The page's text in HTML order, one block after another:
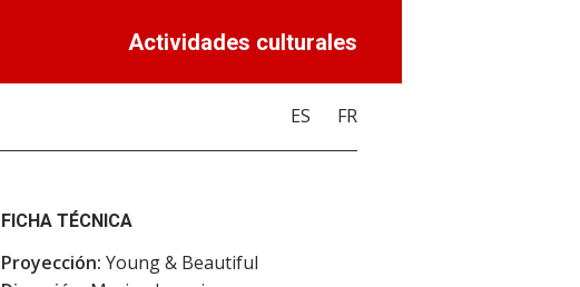
Actividades culturales
ES FR
FICHA TÉCNICA
Proyección: Young & Beautiful